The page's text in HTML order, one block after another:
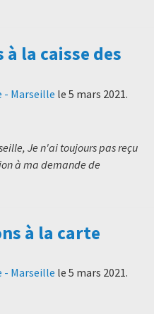
la caisse des
- Marseille le 5 mars 2021.
Je n'ai toujours pas reçu
à ma demande de
à la carte
- Marseille le 5 mars 2021.